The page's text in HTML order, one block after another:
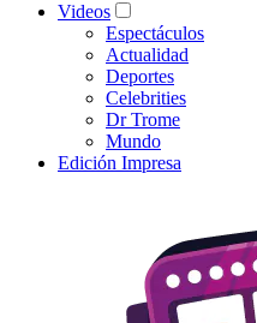
Videos
Espectáculos
Actualidad
Deportes
Celebrities
Dr Trome
Mundo
Edición Impresa